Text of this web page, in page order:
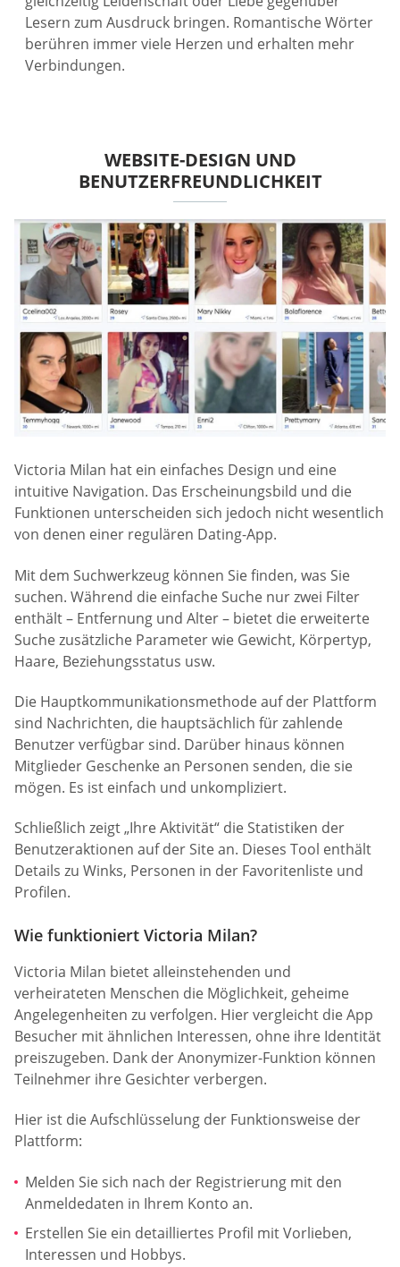
Lesern zum Ausdruck bringen. Romantische Wörter
berühren immer viele Herzen und erhalten mehr
Verbindungen.
WEBSITE-DESIGN UND
BENUTZERFREUNDLICHKEIT
Victoria Milan hat ein einfaches Design und eine
intuitive Navigation. Das Erscheinungsbild und die
Funktionen unterscheiden sich jedoch nicht wesentlich
von denen einer regulären Dating-App.
Mit dem Suchwerkzeug können Sie finden, was Sie
suchen. Während die einfache Suche nur zwei Filter
enthält – Entfernung und Alter – bietet die erweiterte
Suche zusätzliche Parameter wie Gewicht, Körpertyp,
Haare, Beziehungsstatus usw.
Die Hauptkommunikationsmethode auf der Plattform
sind Nachrichten, die hauptsächlich für zahlende
Benutzer verfügbar sind. Darüber hinaus können
Mitglieder Geschenke an Personen senden, die sie
mögen. Es ist einfach und unkompliziert.
Schließlich zeigt „Ihre Aktivität“ die Statistiken der
Benutzeraktionen auf der Site an. Dieses Tool enthält
Details zu Winks, Personen in der Favoritenliste und
Profilen.
Wie funktioniert Victoria Milan?
Victoria Milan bietet alleinstehenden und
verheirateten Menschen die Möglichkeit, geheime
Angelegenheiten zu verfolgen. Hier vergleicht die App
Besucher mit ähnlichen Interessen, ohne ihre Identität
preiszugeben. Dank der Anonymizer-Funktion können
Teilnehmer ihre Gesichter verbergen.
Hier ist die Aufschlüsselung der Funktionsweise der
Plattform:
Melden Sie sich nach der Registrierung mit den
Anmeldedaten in Ihrem Konto an.
Erstellen Sie ein detailliertes Profil mit Vorlieben,
Interessen und Hobbys.